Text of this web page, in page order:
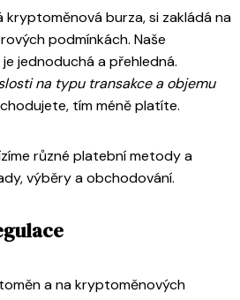
kryptoměnová burza, si zakládá na
podmínkách. Naše
jednoduchá a přehledná.
na typu transakce a objemu
tím méně platíte.
různé platební metody a
výběry a obchodování.
a na kryptoměnových